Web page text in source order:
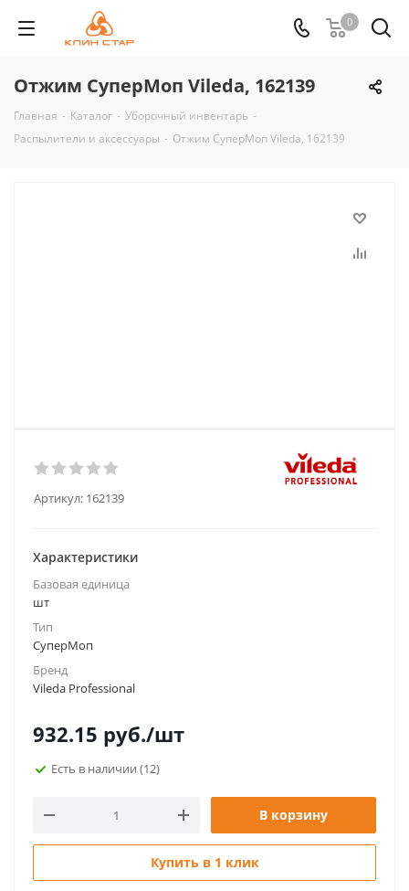
0
Отжим СуперМоп Vileda, 162139
Главная - Каталог - Уборочный инвентарь -
Распылители и аксессуары - Отжим СуперМоп Vileda, 162139
Артикул: 162139
Характеристики
Базовая единица
шт
Тип
СуперМоп
Бренд
Vileda Professional
932.15 руб./шт
Есть в наличии (12)
В корзину
Купить в 1 клик